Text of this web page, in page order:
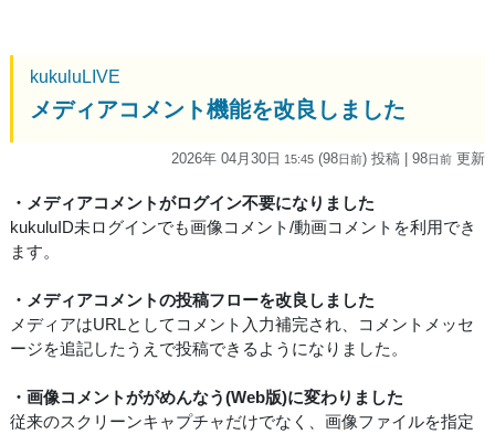
kukuluLIVE
メディアコメント機能を改良しました
2026年 04月30日 15:45 (98日前) 投稿 | 98日前 更新
・メディアコメントがログイン不要になりました
kukuluID未ログインでも画像コメント/動画コメントを利用でき
ます。
・メディアコメントの投稿フローを改良しました
メディアはURLとしてコメント入力補完され、コメントメッセ
ージを追記したうえで投稿できるようになりました。
・画像コメントががめんなう(Web版)に変わりました
従来のスクリーンキャプチャだけでなく、画像ファイルを指定